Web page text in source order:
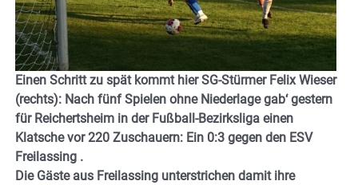
Einen Schritt zu spät kommt hier SG-Stürmer Felix Wieser
(rechts): Nach fünf Spielen ohne Niederlage gab‘ gestern
für Reichertsheim in der Fußball-Bezirksliga einen
Klatsche vor 220 Zuschauern: Ein 0:3 gegen den ESV
Freilassing .
Die Gäste aus Freilassing unterstrichen damit ihre